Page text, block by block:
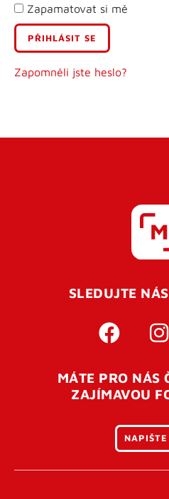
Zapamatovat si mě
Zapomněli jste heslo?
E-mail
Uživatelské jméno
Pro úspěšné dokončení
vaší e-mailovouadresu. Po
otevření tohoto odkazu se
přihlásit. Nezapomeňte
SLEDUJTE
MÁTE PRO NÁS
ZAJÍMAVOU